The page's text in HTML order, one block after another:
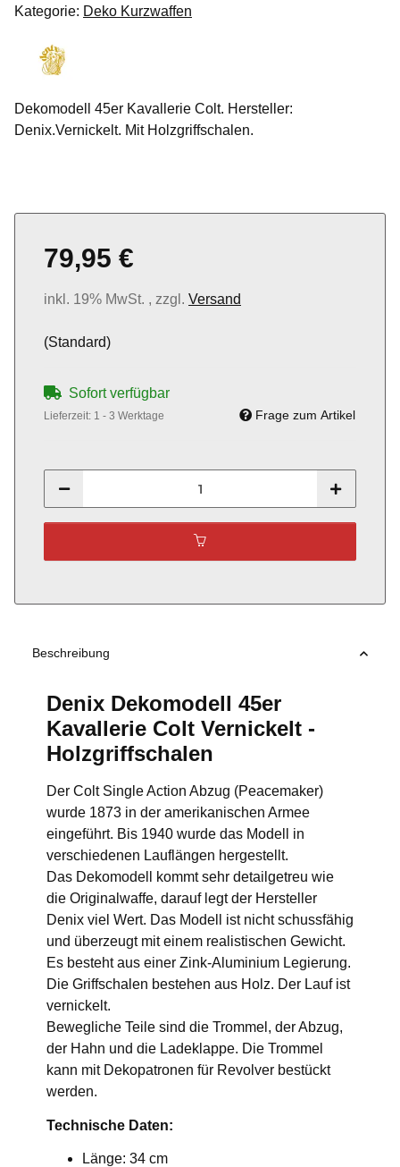
Kategorie: Deko Kurzwaffen
Dekomodell 45er Kavallerie Colt. Hersteller:
Denix.Vernickelt. Mit Holzgriffschalen.
79,95 €
inkl. 19% MwSt. , zzgl. Versand
(Standard)
Sofort verfügbar
Lieferzeit: 1 - 3 Werktage Frage zum Artikel
Beschreibung
Denix Dekomodell 45er
Kavallerie Colt Vernickelt -
Holzgriffschalen
Der Colt Single Action Abzug (Peacemaker)
wurde 1873 in der amerikanischen Armee
eingeführt. Bis 1940 wurde das Modell in
verschiedenen Lauflängen hergestellt.
Das Dekomodell kommt sehr detailgetreu wie
die Originalwaffe, darauf legt der Hersteller
Denix viel Wert. Das Modell ist nicht schussfähig
und überzeugt mit einem realistischen Gewicht.
Es besteht aus einer Zink-Aluminium Legierung.
Die Griffschalen bestehen aus Holz. Der Lauf ist
vernickelt.
Bewegliche Teile sind die Trommel, der Abzug,
der Hahn und die Ladeklappe. Die Trommel
kann mit Dekopatronen für Revolver bestückt
werden.
Technische Daten:
Länge: 34 cm